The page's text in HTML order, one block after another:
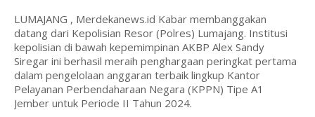
LUMAJANG , Merdekanews.id Kabar membanggakan
datang dari Kepolisian Resor (Polres) Lumajang. Institusi
kepolisian di bawah kepemimpinan AKBP Alex Sandy
Siregar ini berhasil meraih penghargaan peringkat pertama
dalam pengelolaan anggaran terbaik lingkup Kantor
Pelayanan Perbendaharaan Negara (KPPN) Tipe A1
Jember untuk Periode II Tahun 2024.